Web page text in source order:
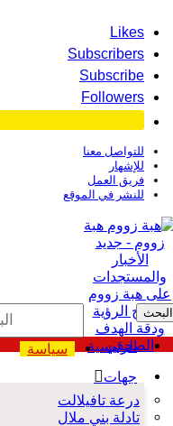
Likes
Subscribers
Subscribe
Followers
للتواصل معنا
للإشهار
فريق العمل
للنشر في الموقع
هبة
زووم - جديد
الأخبار
والمستجدات
على هبة زووم
وضوح الرؤية
ودقة الهدف
الصحفي
الرئيسية
سياسة
جهات
درعة تافيلالت
تادلة بني ملال